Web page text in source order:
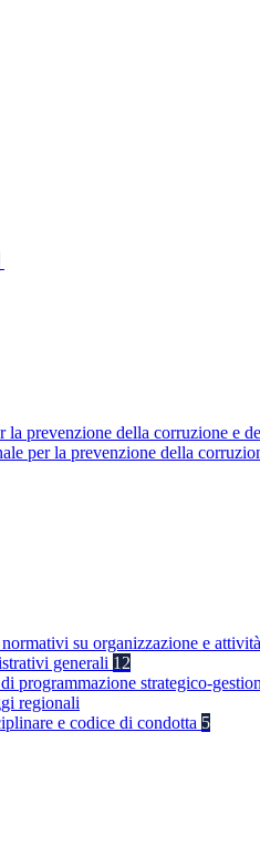
la prevenzione della corruzione e
per la prevenzione della
su organizzazione e attività
generali 12
programmazione strategico-
regionali
e codice di condotta 5